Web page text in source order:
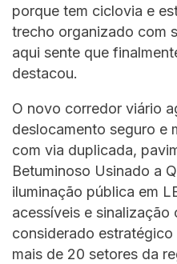
porque tem ciclovia e
trecho organizado com
aqui sente que
destacou.
O novo corredor viário
deslocamento seguro e
com via duplicada,
Betuminoso Usinado a
iluminação pública em
acessíveis e
considerado
mais de 20 setores da